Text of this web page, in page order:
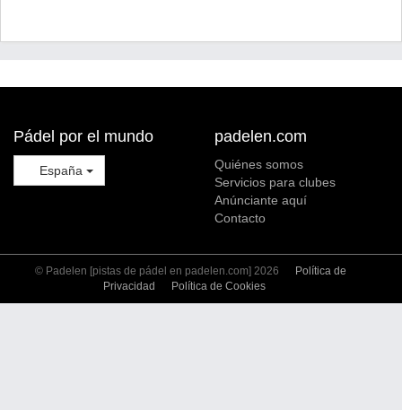
Pádel por el mundo
España
padelen.com
Quiénes somos
Servicios para clubes
Anúnciante aquí
Contacto
© Padelen [pistas de pádel en padelen.com] 2026
Política de
Privacidad
Política de Cookies